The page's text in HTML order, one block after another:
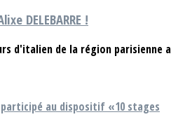
DELEBARRE !
d'italien de la région parisienne a